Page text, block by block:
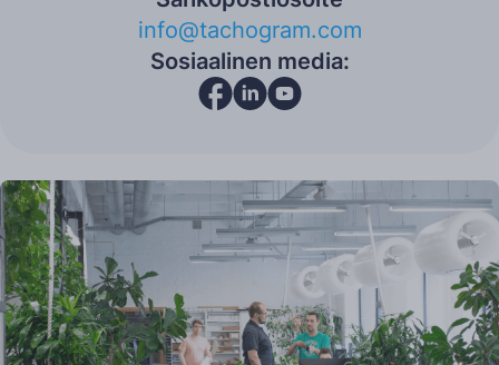
info@tachogram.com
Sosiaalinen media: